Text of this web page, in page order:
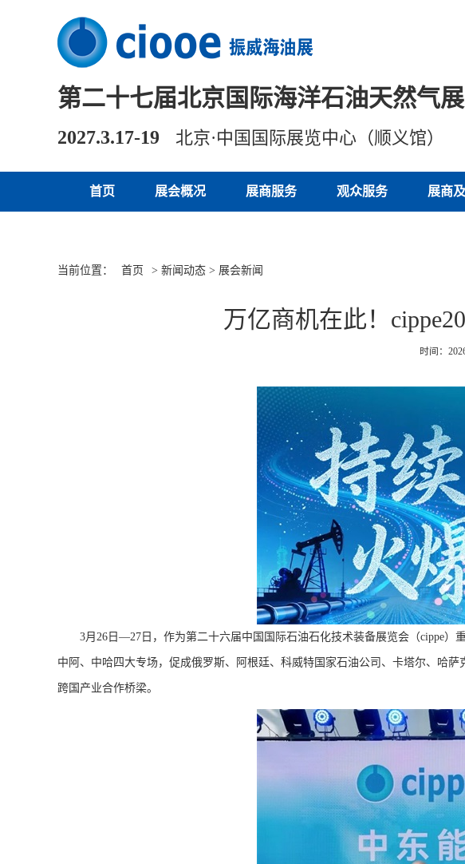
第二十七届北京国际海洋石油天然气
2027.3.17-19 北京·中国国际展览中心（顺义馆）
首页 展会概况 展商服务 观众服务 展商
当前位置： 首页 > 新闻动态 > 展会新闻
万亿商机在此！
时间：
3月26日—27日，作为第二十六届中国国际石油石化技术装备展览会（cippe）
中阿、中哈四大专场，促成俄罗斯、阿根廷、科威特国家石油公司、卡塔尔、哈
跨国产业合作桥梁。